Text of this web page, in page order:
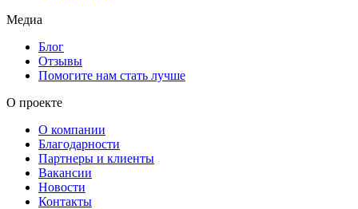
Медиа
Блог
Отзывы
Помогите нам стать лучше
О проекте
О компании
Благодарности
Партнеры и клиенты
Вакансии
Новости
Контакты